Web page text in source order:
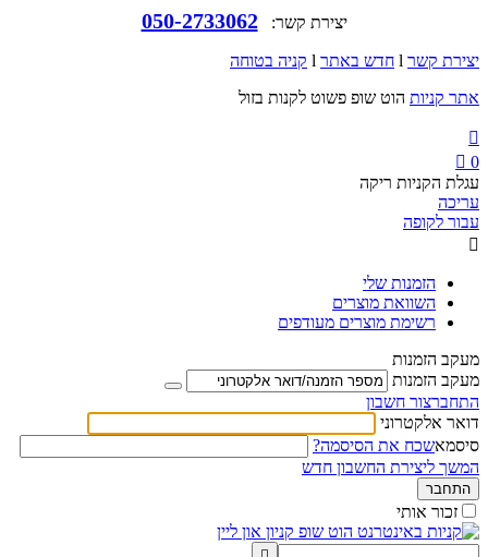
יצירת קשר: 050-2733062
יצירת קשר חדש באתר
קניה בטוחה
אתר קניות הוט שופ פשוט לקנות בזול

0

עגלת הקניות ריקה
עריכה
עבור לקופה

הזמנות שלי
השוואת מוצרים
רשימת מוצרים מעודפים
מעקב הזמנות
מעקב הזמנות
התחברצור חשבון
דואר אלקטרוני
סיסמאשכח את הסיסמה?
המשך ליצירת החשבון חדש
התחבר
זכור אותי